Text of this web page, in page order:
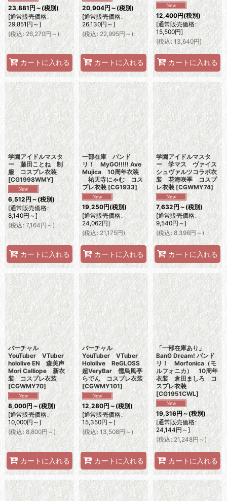
23,881円～ (税別)
[通常販売価格:
29,851円～]
(税込 : 26,270円～)
カートに入れる
20,904円～(税別)
[通常販売価格:
26,130円～]
(税込: 22,995円 ～)
カートに入れる
12,400円(税別)
[通常販売価格:
15,500円]
(税込: 13,640円)
カートに入れる
学園アイドルマスタ
ー 藤田ことね 制
服 コスプレ衣装
[CG1998WMY]
6,512円～(税別)
[通常販売価格:
8,140円 ～]
(税込: 7,164円～)
カートに入れる
一部在庫 バンド
リ！ MyGO!!!!! Ave
Mujica 10周年衣装
祐天寺にゃむ コス
プレ衣装 [CG1933]
19,250円(税別)
[通常販売価格:
24,062円]
(税込: 21,175円)
カートに入れる
学園アイドルマスタ
ー 学マス ヴァイス
シュヴァルツコラボ衣
装 花海咲季 コスプ
レ衣装 [CGWMY74]
7,632円～(税別)
[通常販売価格:
9,540円～]
(税込: 8,396円～)
カートに入れる
バーチャル
YouTuber VTuber
hololive EN 森美声
Mori Calliope 新衣
装 コスプレ衣装
[CGWMY70]
8,000円～(税別)
[通常販売価格:
10,000円～]
(税込: 8,800円～)
カートに入れる
バーチャル
YouTuber VTuber
Hololive ReGLOSS
超VeryBar 儒烏風亭
らでん コスプレ衣装
[CGWMY101]
12,280円～(税別)
[通常販売価格:
15,350円～]
(税込: 13,508円 ～)
カートに入れる
「一部在庫あり」
BanG Dream! バンド
リ！ Morfonica（モ
ルフォニカ） 10周年
衣装 倉田ましろ コ
スプレ衣装
[CG1951CWL]
19,316円 ～(税別)
[通常販売価格:
24,144円～]
(税込: 21,248円～)
カートに入れる